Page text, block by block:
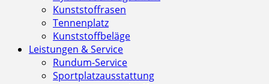
Kunststoffrasen
Tennenplatz
Kunststoffbeläge
Leistungen & Service
Rundum-Service
Sportplatzausstattung